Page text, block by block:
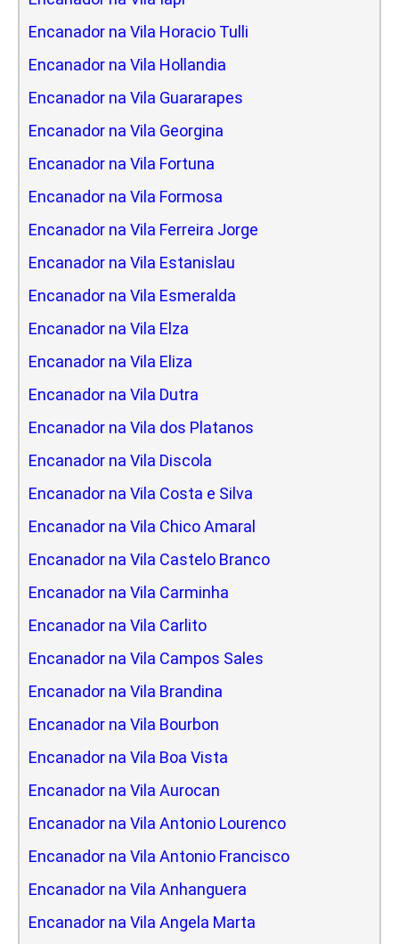
Encanador na Vila Horacio Tulli
Encanador na Vila Hollandia
Encanador na Vila Guararapes
Encanador na Vila Georgina
Encanador na Vila Fortuna
Encanador na Vila Formosa
Encanador na Vila Ferreira Jorge
Encanador na Vila Estanislau
Encanador na Vila Esmeralda
Encanador na Vila Elza
Encanador na Vila Eliza
Encanador na Vila Dutra
Encanador na Vila dos Platanos
Encanador na Vila Discola
Encanador na Vila Costa e Silva
Encanador na Vila Chico Amaral
Encanador na Vila Castelo Branco
Encanador na Vila Carminha
Encanador na Vila Carlito
Encanador na Vila Campos Sales
Encanador na Vila Brandina
Encanador na Vila Bourbon
Encanador na Vila Boa Vista
Encanador na Vila Aurocan
Encanador na Vila Antonio Lourenco
Encanador na Vila Antonio Francisco
Encanador na Vila Anhanguera
Encanador na Vila Angela Marta